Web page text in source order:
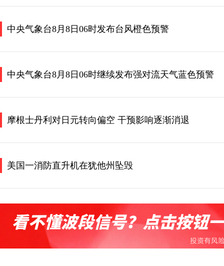
中央气象台8月8日06时发布台风橙色预警
中央气象台8月8日06时继续发布强对流天气蓝色预警
摩根士丹利对日元转向偏空 干预影响逐渐消退
美国一消防直升机在犹他州坠毁